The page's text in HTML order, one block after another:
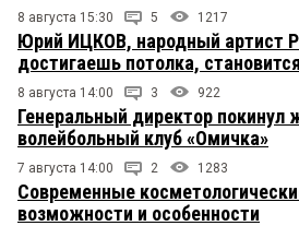
8 августа 15:30 5 1217
Юрий ИЦКОВ, народный артист
достигаешь потолка,
8 августа 14:00 3 922
Генеральный директор покинул
волейбольный клуб «Омичка»
7 августа 14:00 2 1283
Современные
возможности и особенности